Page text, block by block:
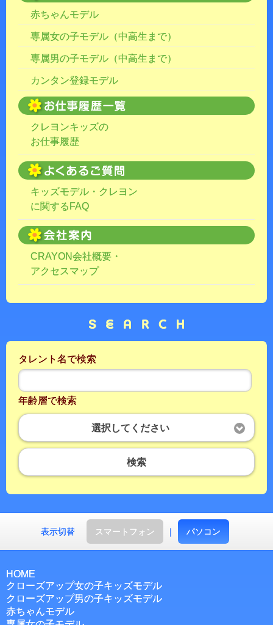
赤ちゃんモデル
専属女の子モデル（中高生まで）
専属男の子モデル（中高生まで）
カンタン登録モデル
クレヨンキッズの
お仕事履歴
キッズモデル・クレヨン
に関するFAQ
CRAYON会社概要・
アクセスマップ
タレント名で検索
年齢層で検索
選択してください
検索
表示切替 スマートフォン ｜ パソコン
HOME
クローズアップ女の子キッズモデル
クローズアップ男の子キッズモデル
赤ちゃんモデル